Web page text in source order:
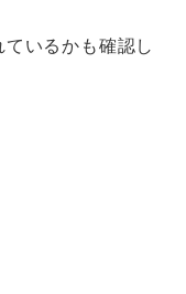
いるかも確認し